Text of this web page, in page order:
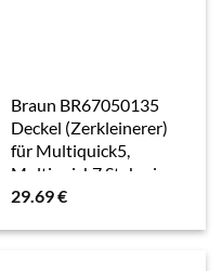
Braun BR67050135
Deckel (Zerkleinerer)
für Multiquick5,
Multiquick7 Stabmixer
29.69€